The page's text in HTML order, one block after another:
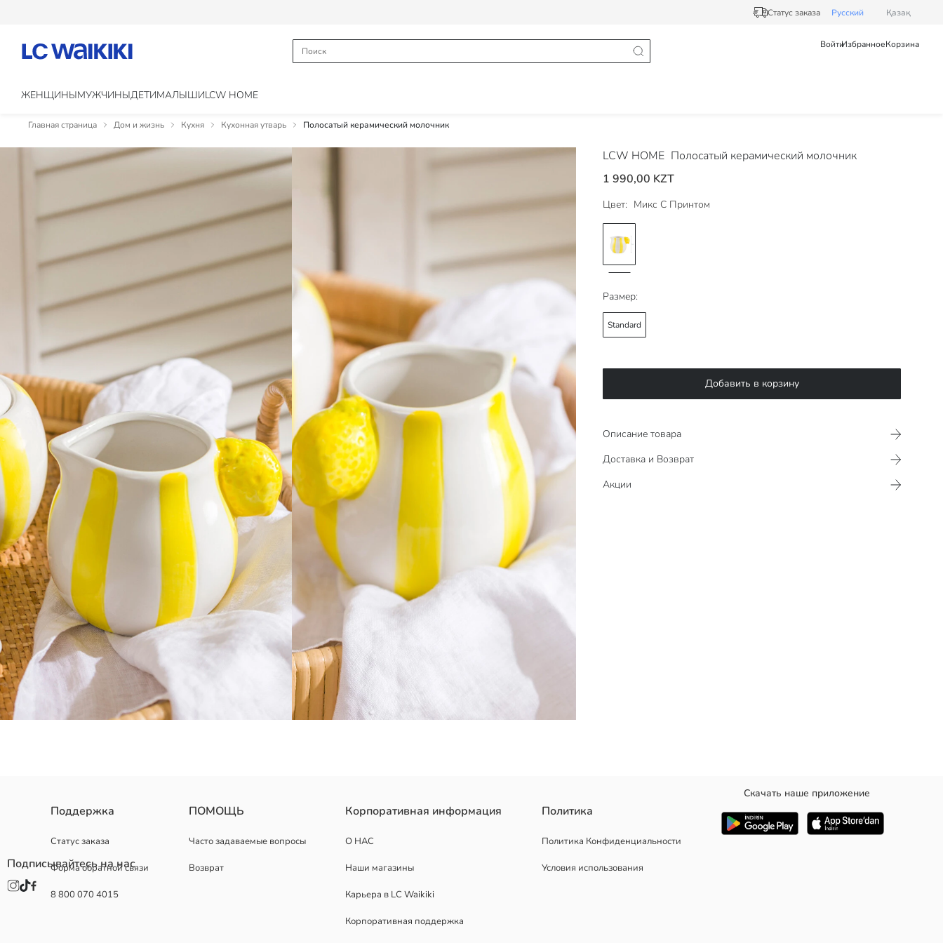
Статус заказа Pусский Қазақ
ВойтиИзбранноеКорзина
ЖЕНЩИНЫМУЖЧИНЫДЕТИМАЛЫШИLCW HOME
Главная страница Дом и жизнь Кухня Кухонная утварь Полосатый керамический молочник
LCW HOME Полосатый керамический молочник
1 990,00 KZT
Цвет: Микс С Принтом
Размер:
Standard
Добавить в корзину
Описание товара
Доставка и Возврат
Акции
Страна происхождения:
Узор:
Поддержка
Статус заказа
Форма обратной связи
8 800 070 4015
ПОМОЩЬ
Часто задаваемые вопросы
Возврат
Корпоративная информация
О НАС
Наши магазины
Карьера в LC Waikiki
Корпоративная поддержка
Политика
Политика Конфиденциальности
Условия использования
Скачать наше приложение
Подписывайтесь на нас